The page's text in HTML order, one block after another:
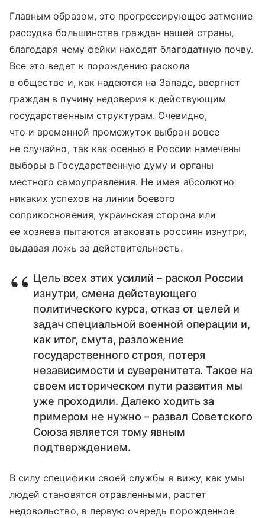
Главным образом, это прогрессирующее затмение
рассудка большинства граждан нашей страны,
благодаря чему фейки находят благодатную почву.
Все это ведет к порождению раскола
в обществе и, как надеются на Западе, ввергнет
граждан в пучину недоверия к действующим
государственным структурам. Очевидно,
что и временной промежуток выбран вовсе
не случайно, так как осенью в России намечены
выборы в Государственную думу и органы
местного самоуправления. Не имея абсолютно
никаких успехов на линии боевого
соприкосновения, украинская сторона или
ее хозяева пытаются атаковать россиян изнутри,
выдавая ложь за действительность.
Цель всех этих усилий – раскол России
изнутри, смена действующего
политического курса, отказ от целей и
задач специальной военной операции и,
как итог, смута, разложение
государственного строя, потеря
независимости и суверенитета. Такое на
своем историческом пути развития мы
уже проходили. Далеко ходить за
примером не нужно – развал Советского
Союза является тому явным
подтверждением.
В силу специфики своей службы я вижу, как умы
людей становятся отравленными, растет
недовольство, в первую очередь порожденное